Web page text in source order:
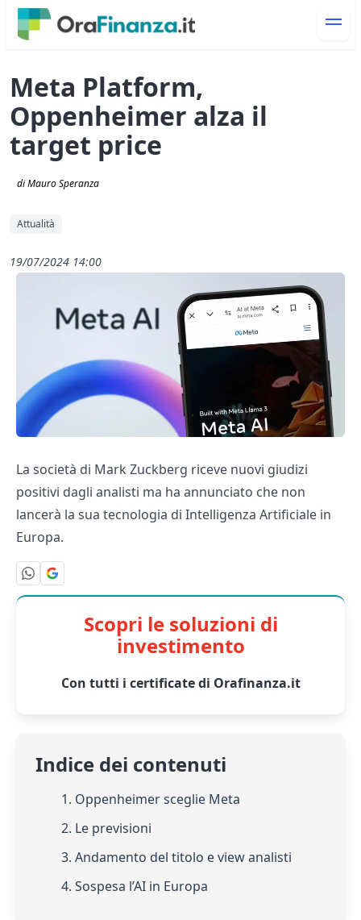
Meta Platform,
Oppenheimer alza il
target price
di Mauro Speranza
Attualità
19/07/2024 14:00
La società di Mark Zuckberg riceve nuovi giudizi
positivi dagli analisti ma ha annunciato che non
lancerà la sua tecnologia di Intelligenza Artificiale in
Europa.
Scopri le soluzioni di
investimento
Con tutti i certificate di Orafinanza.it
Indice dei contenuti
1. Oppenheimer sceglie Meta
2. Le previsioni
3. Andamento del titolo e view analisti
4. Sospesa l’AI in Europa